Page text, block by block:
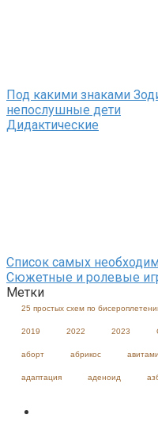
Под какими знаками
непослушные дети
Дидактические
Список самых
Сюжетные и ролевые
Метки
25 простых схем по
2019 2022 2023
аборт абрикос
адаптация аденоид